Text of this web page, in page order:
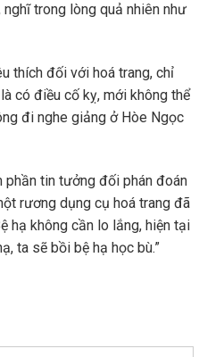
trong lòng quả nhiên như
thích đối với hoá trang, chỉ
có điều cố kỵ, mới không thể
đi nghe giảng ở Hòe Ngọc
phần tin tưởng đối phán đoán
rương dụng cụ hoá trang đã
hạ không cần lo lắng, hiện tại
ta sẽ bồi bệ hạ học bù.”